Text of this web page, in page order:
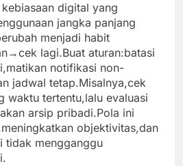
digital yang
jangka panjang
menjadi habit
lagi.Buat aturan:batasi
notifikasi non-
jadwal tetap.Misalnya,cek
waktu tertentu,lalu evaluasi
arsip pribadi.Pola ini
objektivitas,dan
tidak mengganggu